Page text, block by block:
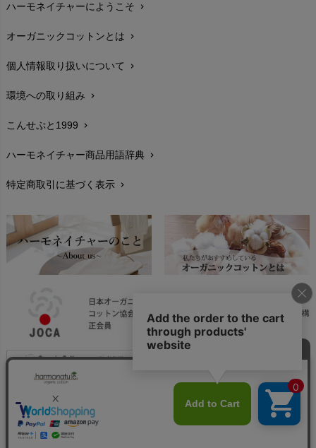
配送と送料chevron_right
在庫状況と発送予定chevron_right
サイズ・寸法chevron_right
生地・素材chevron_right
お手入れについて
レビューを書こうchevron_right
返品交換chevron_right
FAXでのご注文
お問い合わせchevron_right
ハーモネイチャーにようこそ chevron_right
オーガニックコットンとは chevron_right
個人情報取り扱いについて chevron_right
環境への取り組み chevron_right
こんせぷと1999 chevron_right
ハーモネイチャー商品用語辞典 chevron_right
特定商取引に基づく表示 chevron_right